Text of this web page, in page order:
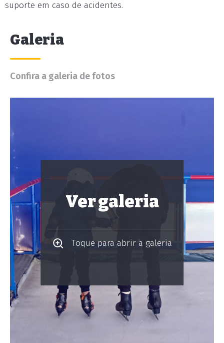
suporte em caso de acidentes.
Galeria
Confira a galeria de fotos
Ver galeria
Toque para abrir a galeria